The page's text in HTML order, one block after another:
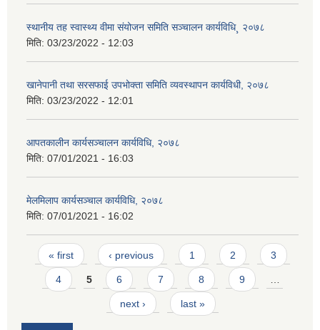
स्थानीय तह स्वास्थ्य वीमा संयोजन समिति सञ्चालन कार्यविधि¸ २०७८
मिति: 03/23/2022 - 12:03
खानेपानी तथा सरसफाई उपभोक्ता समिति व्यवस्थापन कार्यविधी, २०७८
मिति: 03/23/2022 - 12:01
आपतकालीन कार्यसञ्चालन कार्यविधि, २०७८
मिति: 07/01/2021 - 16:03
मेलमिलाप कार्यसञ्चाल कार्यविधि, २०७८
मिति: 07/01/2021 - 16:02
Pages
« first ‹ previous 1 2 3
4 5 6 7 8 9
next › last »